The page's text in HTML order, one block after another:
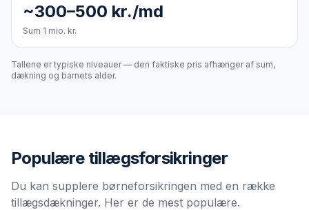
~300–500 kr./md
Sum 1 mio. kr.
Tallene er typiske niveauer — den faktiske pris afhænger af sum,
dækning og barnets alder.
Populære tillægsforsikringer
Du kan supplere børneforsikringen med en række
tillægsdækninger. Her er de mest populære.